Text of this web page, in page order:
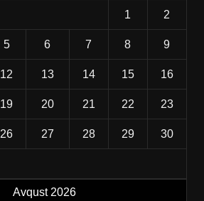
Avqust 2026
1 2
5 6 7 8 9
12 13 14 15 16
19 20 21 22 23
26 27 28 29 30